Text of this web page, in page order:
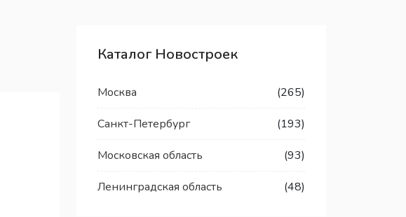
Каталог Новостроек
Москва (265)
Санкт-Петербург (193)
Московская область (93)
Ленинградская область (48)